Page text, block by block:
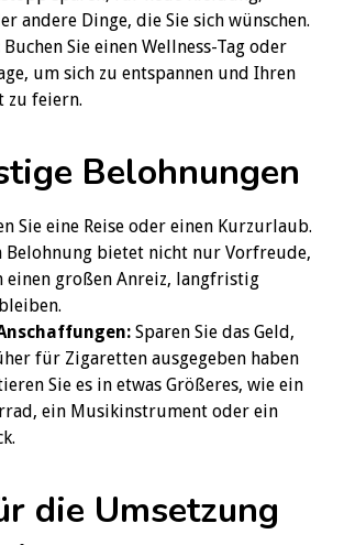
andere Dinge, die Sie sich wünschen.
Buchen Sie einen Wellness-Tag oder
um sich zu entspannen und Ihren
zu feiern.
Belohnungen
Sie eine Reise oder einen Kurzurlaub.
Belohnung bietet nicht nur Vorfreude,
einen großen Anreiz, langfristig
Sparen Sie das Geld,
für Zigaretten ausgegeben haben
Sie es in etwas Größeres, wie ein
ein Musikinstrument oder ein
die Umsetzung